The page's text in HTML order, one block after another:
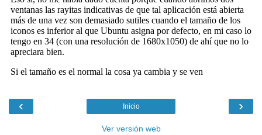
‹ ›
Inicio
Ver versión web